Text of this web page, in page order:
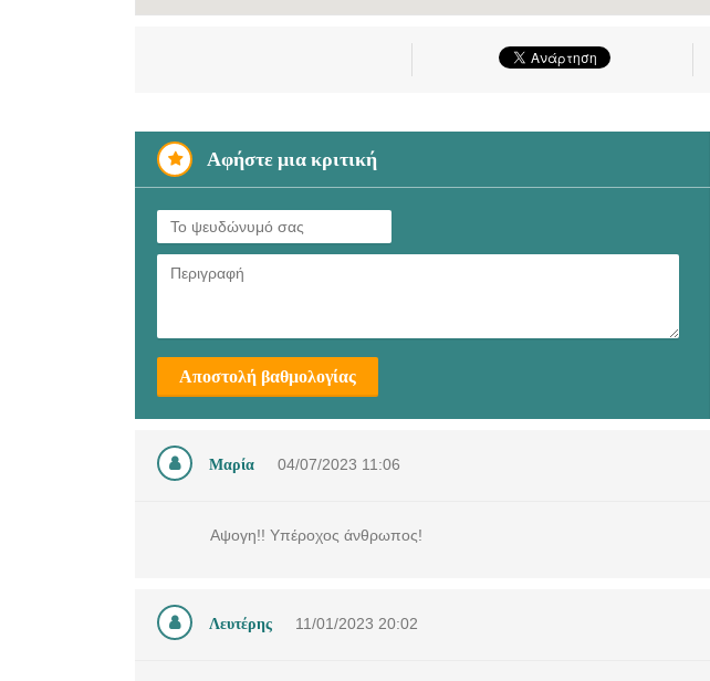
Αφήστε μια κριτική
Αποστολή βαθμολογίας
Μαρία 04/07/2023 11:06
Αψογη!! Υπέροχος άνθρωπος!
Λευτέρης 11/01/2023 20:02